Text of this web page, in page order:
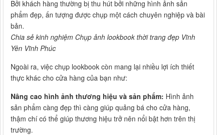
Bởi khách hàng thường bị thu hút bởi những hình ảnh sản
phẩm đẹp, ấn tượng được chụp một cách chuyên nghiệp và bài
bản.
Chia sẻ kinh nghiệm Chụp ảnh lookbook thời trang đẹp Vĩnh
Yên Vĩnh Phúc
Ngoài ra, việc chụp lookbook còn mang lại nhiều lợi ích thiết
thực khác cho cửa hàng của bạn như:
Nâng cao hình ảnh thương hiệu và sản phẩm: Hình ảnh
sản phẩm càng đẹp thì càng giúp quảng bá cho cửa hàng,
thậm chí có thể giúp thương hiệu trở nên nổi bật hơn trên thị
trường.